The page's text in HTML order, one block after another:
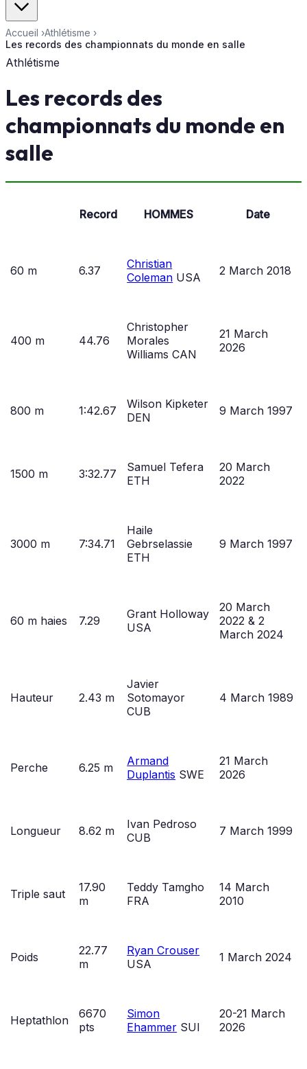
Accueil ›Athlétisme ›
Les records des championnats du monde en salle
Athlétisme
Les records des
championnats du monde en
salle
Record HOMMES Date
60 m 6.37
Christian
Coleman USA 2 March 2018
400 m 44.76
Christopher
Morales
Williams CAN
21 March
2026
800 m 1:42.67
Wilson Kipketer
DEN
9 March 1997
1500 m 3:32.77
Samuel Tefera
ETH
20 March
2022
3000 m 7:34.71
Haile
Gebrselassie
ETH
9 March 1997
60 m haies 7.29
Grant Holloway
USA
20 March
2022 & 2
March 2024
Hauteur 2.43 m
Javier
Sotomayor
CUB
4 March 1989
Perche 6.25 m
Armand
Duplantis SWE
21 March
2026
Longueur 8.62 m
Ivan Pedroso
CUB
7 March 1999
Triple saut
17.90
m
Teddy Tamgho
FRA
14 March
2010
Poids
22.77
m
Ryan Crouser
USA
1 March 2024
Heptathlon
6670
pts
Simon
Ehammer SUI
20-21 March
2026